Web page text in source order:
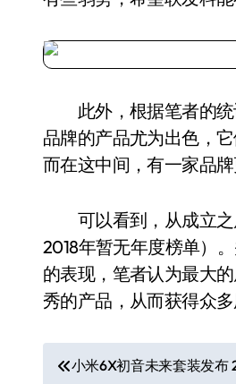
此外，根据笔者的统
品牌的产品尤为出色，
而在这中间，有一家品
可以看到，从成立之
2018年暂无年度榜单）
的表现，笔者认为最大
秀的产品，从而获得众多
文小米6X初音未来套装发布